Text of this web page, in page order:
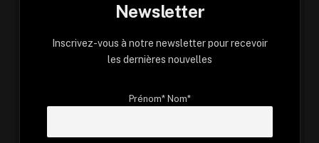
Newsletter
Inscrivez-vous à notre newsletter pour recevoir
les dernières nouvelles
Prénom* Nom*